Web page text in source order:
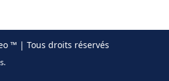
™ | Tous droits réservés